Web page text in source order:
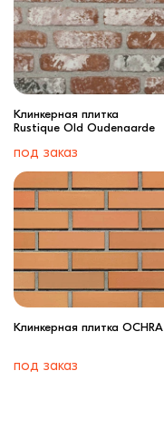
Клинкерная плитка
Rustique Old Oudenaarde
под заказ
Клинкерная плитка OCHRA
под заказ